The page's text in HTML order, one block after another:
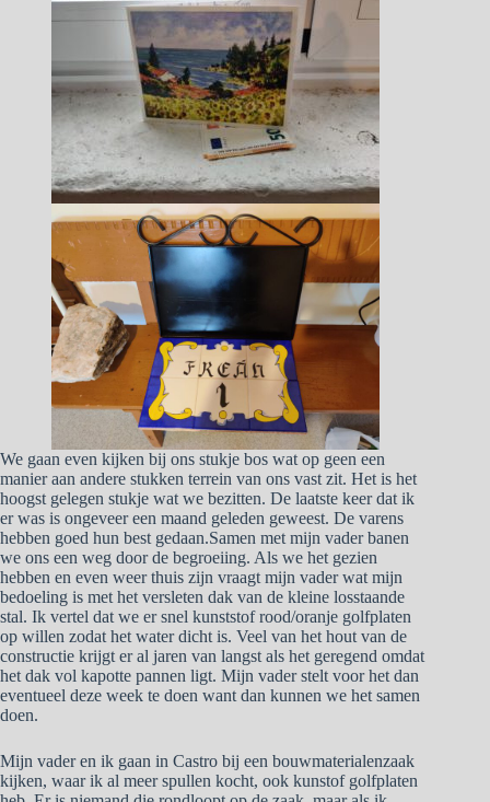
We gaan even kijken bij ons stukje bos wat op geen een
manier aan andere stukken terrein van ons vast zit. Het is het
hoogst gelegen stukje wat we bezitten. De laatste keer dat ik
er was is ongeveer een maand geleden geweest. De varens
hebben goed hun best gedaan.Samen met mijn vader banen
we ons een weg door de begroeiing. Als we het gezien
hebben en even weer thuis zijn vraagt mijn vader wat mijn
bedoeling is met het versleten dak van de kleine losstaande
stal. Ik vertel dat we er snel kunststof rood/oranje golfplaten
op willen zodat het water dicht is. Veel van het hout van de
constructie krijgt er al jaren van langst als het geregend omdat
het dak vol kapotte pannen ligt. Mijn vader stelt voor het dan
eventueel deze week te doen want dan kunnen we het samen
doen.
Mijn vader en ik gaan in Castro bij een bouwmaterialenzaak
kijken, waar ik al meer spullen kocht, ook kunstof golfplaten